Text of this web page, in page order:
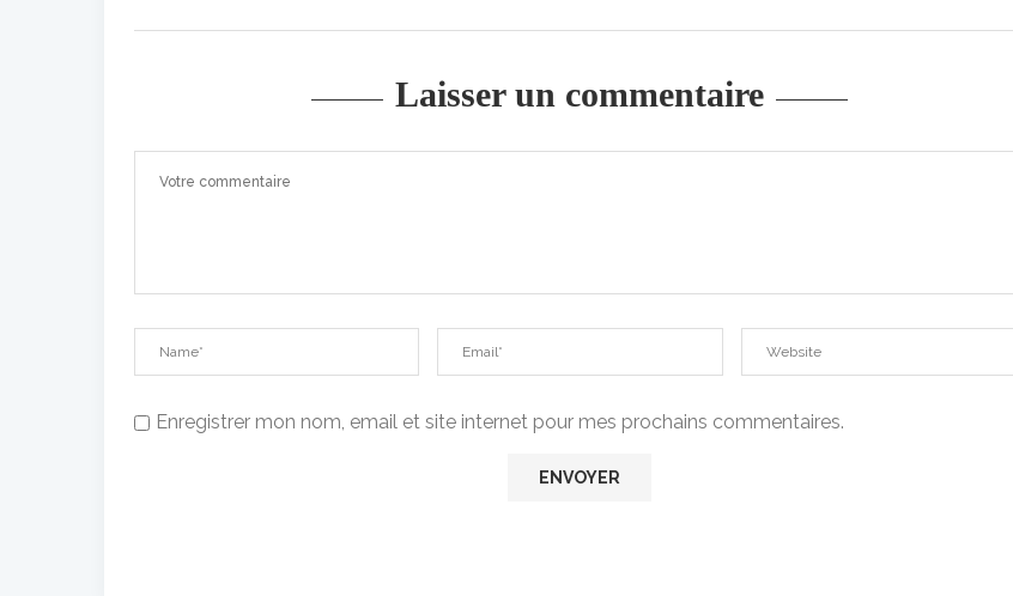
Laisser un commentaire
Enregistrer mon nom, email et site internet pour mes prochains commentaires.